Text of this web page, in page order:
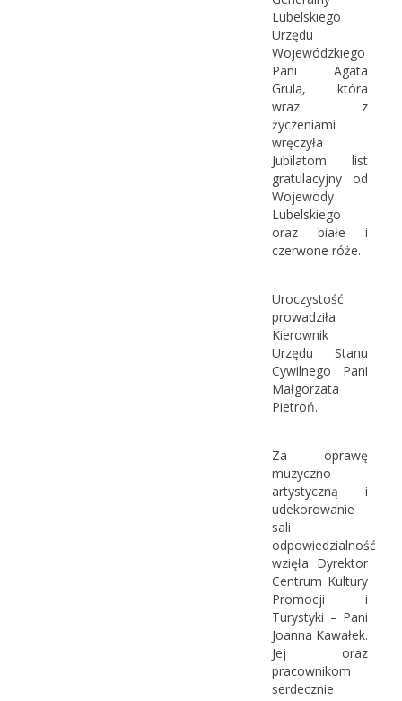
Lubelskiego
Urzędu
Wojewódzkiego
Pani Agata
Grula, która
wraz z
życzeniami
wręczyła
Jubilatom list
gratulacyjny od
Wojewody
Lubelskiego
oraz białe i
czerwone róże.
Uroczystość
prowadziła
Kierownik
Urzędu Stanu
Cywilnego Pani
Małgorzata
Pietroń.
Za oprawę
muzyczno-
artystyczną i
udekorowanie
sali
odpowiedzialność
wzięła Dyrektor
Centrum Kultury
Promocji i
Turystyki – Pani
Joanna Kawałek.
Jej oraz
pracownikom
serdecznie